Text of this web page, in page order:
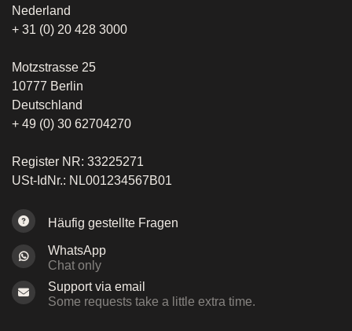
Nederland
+ 31 (0) 20 428 3000
Motzstrasse 25
10777 Berlin
Deutschland
+ 49 (0) 30 62704270
Register NR: 33225271
USt-IdNr.: NL001234567B01
Häufig gestellte Fragen
WhatsApp
Chat only
Support via email
Some requests take a little extra time.